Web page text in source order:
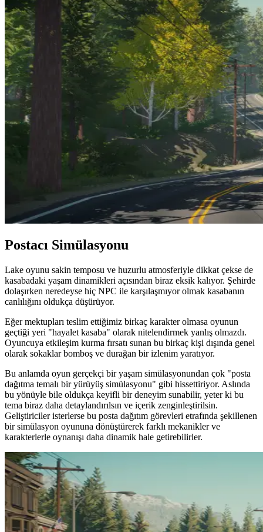
Postacı Simülasyonu
Lake oyunu sakin temposu ve huzurlu atmosferiyle dikkat çekse de
kasabadaki yaşam dinamikleri açısından biraz eksik kalıyor. Şehirde
dolaşırken neredeyse hiç NPC ile karşılaşmıyor olmak kasabanın
canlılığını oldukça düşürüyor.
Eğer mektupları teslim ettiğimiz birkaç karakter olmasa oyunun
geçtiği yeri "hayalet kasaba" olarak nitelendirmek yanlış olmazdı.
Oyuncuya etkileşim kurma fırsatı sunan bu birkaç kişi dışında genel
olarak sokaklar bomboş ve durağan bir izlenim yaratıyor.
Bu anlamda oyun gerçekçi bir yaşam simülasyonundan çok "posta
dağıtma temalı bir yürüyüş simülasyonu" gibi hissettiriyor. Aslında
bu yönüyle bile oldukça keyifli bir deneyim sunabilir, yeter ki bu
tema biraz daha detaylandırılsın ve içerik zenginleştirilsin.
Geliştiriciler isterlerse bu posta dağıtım görevleri etrafında şekillenen
bir simülasyon oyununa dönüştürerek farklı mekanikler ve
karakterlerle oynanışı daha dinamik hale getirebilirler.